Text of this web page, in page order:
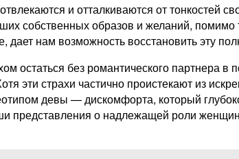
и отталкиваются от тонкостей
собственных образов и желаний, помимо
дает нам возможность восстановить эту
остаться без романтического партнера
эти страхи частично проистекают из
девы — дискомфорта, который
представления о надлежащей роли